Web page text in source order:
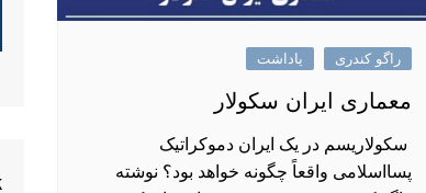
راگو کندری یاداشت
معماری ایران سکولار
سکولاریسم در یک ایران دموکراتیک
پسااسلامی واقعاً چگونه خواهد بود؟ نوشته